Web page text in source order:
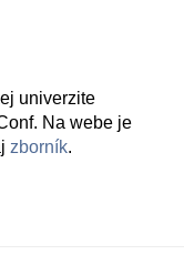
univerzite
Na webe je
zborník.